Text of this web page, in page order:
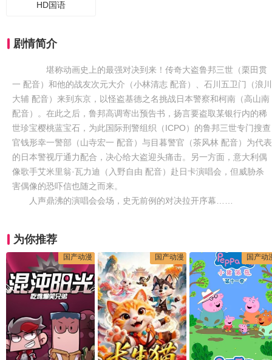
HD国语
剧情简介
堪称动画史上的最强对决到来！传奇大盗鲁邦三世（栗田贯
一 配音）和他的战友次元大介（小林清志 配音）、石川五卫门（浪川
大辅 配音）来到东京，以怪盗基德之名挑战日本警察和柯南（高山南
配音）。在此之后，鲁邦高调寄出预告书，扬言要盗取某银行内的稀
世珍宝樱桃蓝宝石，为此国际刑警组织（ICPO）的鲁邦三世专门搜查
官钱形幸一警部（山寺宏一 配音）与目暮警官（茶风林 配音）为代表
的日本警视厅通力配合，决心给大盗迎头痛击。另一方面，意大利偶
像歌手艾米里翁·瓦力迪（入野自由 配音）赴日卡演唱会，但威胁杀
害偶像的恐吓信也随之而来。
人声鼎沸的演唱会会场，史无前例的对决拉开序幕……
为你推荐
国产动漫 国产动漫 国产动